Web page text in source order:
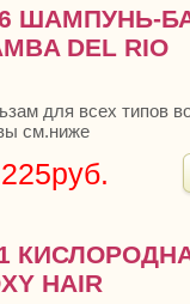
ШАМПУНЬ-
DEL RIO
для всех типов
см.ниже
225руб.
HAIR